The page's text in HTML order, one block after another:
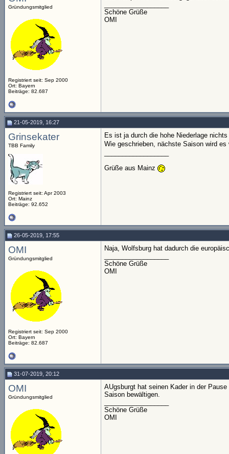
Gründungsmitglied
Registriert seit: Sep 2000
Ort: Bayern
Beiträge: 82.687
Schöne Grüße
OMI
21-05-2019, 16:27
Grinsekater
TBB Family
Registriert seit: Apr 2003
Ort: Mainz
Beiträge: 92.652
Es ist ja durch die hohe Niederlage
Wie geschrieben, nächste Saison wird
Grüße aus Mainz
26-05-2019, 17:55
OMI
Gründungsmitglied
Registriert seit: Sep 2000
Ort: Bayern
Beiträge: 82.687
Naja, Wolfsburg hat dadurch die
Schöne Grüße
OMI
31-07-2019, 20:12
OMI
Gründungsmitglied
AUgsburgt hat seinen Kader in der
Saison bewältigen.
Schöne Grüße
OMI